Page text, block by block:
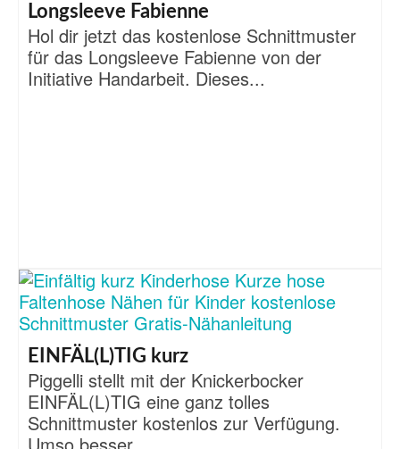
Longsleeve Fabienne
Hol dir jetzt das kostenlose Schnittmuster
für das Longsleeve Fabienne von der
Initiative Handarbeit. Dieses...
EINFÄL(L)TIG kurz
Piggelli stellt mit der Knickerbocker
EINFÄL(L)TIG eine ganz tolles
Schnittmuster kostenlos zur Verfügung.